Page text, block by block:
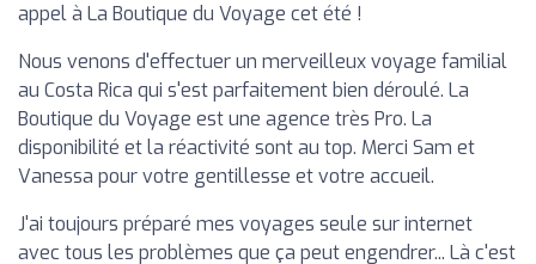
appel à La Boutique du Voyage cet été !
Nous venons d'effectuer un merveilleux voyage familial
au Costa Rica qui s'est parfaitement bien déroulé. La
Boutique du Voyage est une agence très Pro. La
disponibilité et la réactivité sont au top. Merci Sam et
Vanessa pour votre gentillesse et votre accueil.
J'ai toujours préparé mes voyages seule sur internet
avec tous les problèmes que ça peut engendrer... Là c'est